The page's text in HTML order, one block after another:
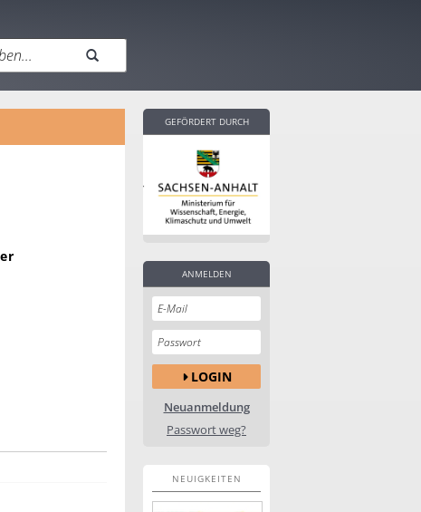
GEFÖRDERT DURCH
ANMELDEN
LOGIN
Neuanmeldung
Passwort weg?
NEUIGKEITEN